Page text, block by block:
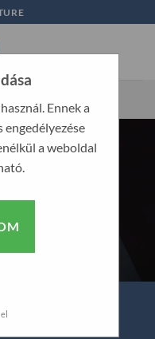
Ennek a
engedélyezése
a weboldal